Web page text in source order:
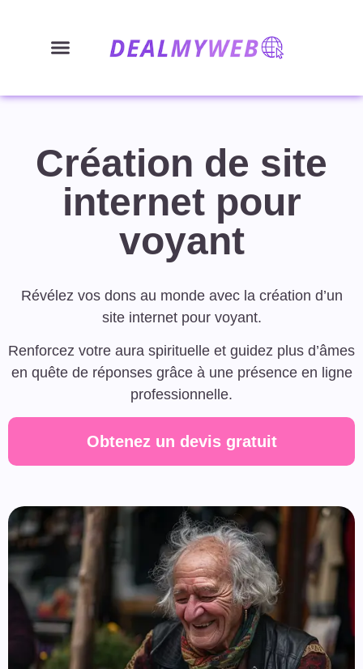
Création de site
internet pour
voyant
Révélez vos dons au monde avec la création d’un
site internet pour voyant.
Renforcez votre aura spirituelle et guidez plus d’âmes
en quête de réponses grâce à une présence en ligne
professionnelle.
Obtenez un devis gratuit